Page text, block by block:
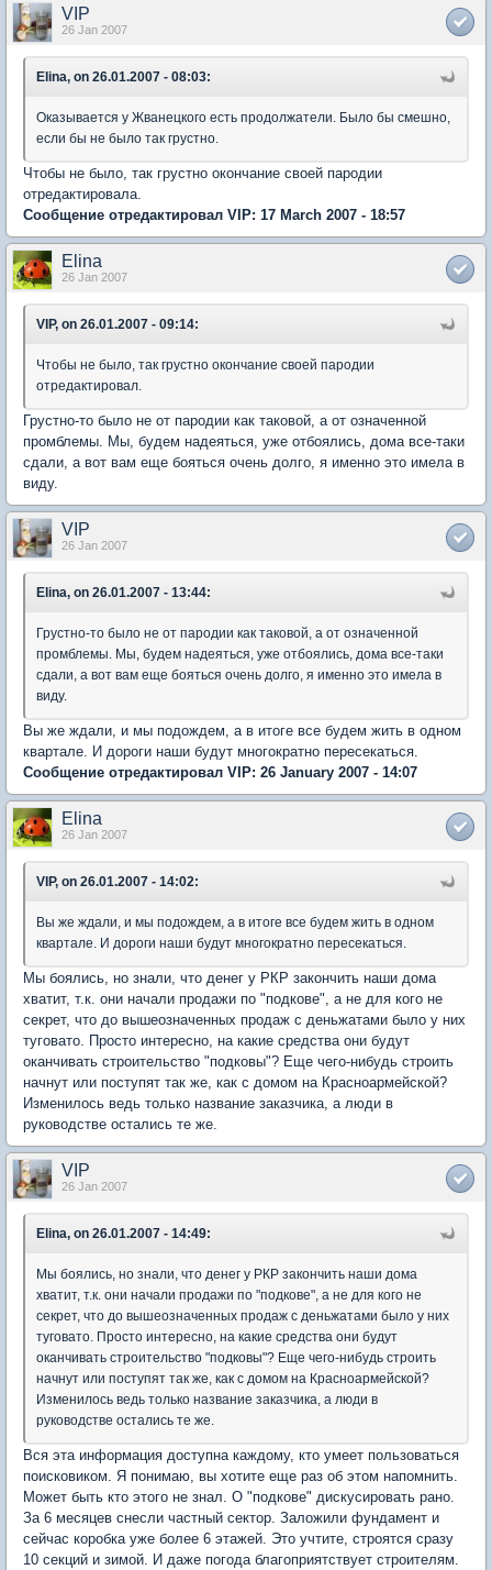
VIP
26 Jan 2007
Elina, on 26.01.2007 - 08:03:
Оказывается у Жванецкого есть продолжатели. Было бы смешно,
если бы не было так грустно.
Чтобы не было, так грустно окончание своей пародии
отредактировала.
Сообщение отредактировал VIP: 17 March 2007 - 18:57
Elina
26 Jan 2007
VIP, on 26.01.2007 - 09:14:
Чтобы не было, так грустно окончание своей пародии
отредактировал.
Грустно-то было не от пародии как таковой, а от означенной
промблемы. Мы, будем надеяться, уже отбоялись, дома все-таки
сдали, а вот вам еще бояться очень долго, я именно это имела в
виду.
VIP
26 Jan 2007
Elina, on 26.01.2007 - 13:44:
Грустно-то было не от пародии как таковой, а от означенной
промблемы. Мы, будем надеяться, уже отбоялись, дома все-таки
сдали, а вот вам еще бояться очень долго, я именно это имела в
виду.
Вы же ждали, и мы подождем, а в итоге все будем жить в одном
квартале. И дороги наши будут многократно пересекаться.
Сообщение отредактировал VIP: 26 January 2007 - 14:07
Elina
26 Jan 2007
VIP, on 26.01.2007 - 14:02:
Вы же ждали, и мы подождем, а в итоге все будем жить в одном
квартале. И дороги наши будут многократно пересекаться.
Мы боялись, но знали, что денег у РКР закончить наши дома
хватит, т.к. они начали продажи по "подкове", а не для кого не
секрет, что до вышеозначенных продаж с деньжатами было у них
туговато. Просто интересно, на какие средства они будут
оканчивать строительство "подковы"? Еще чего-нибудь строить
начнут или поступят так же, как с домом на Красноармейской?
Изменилось ведь только название заказчика, а люди в
руководстве остались те же.
VIP
26 Jan 2007
Elina, on 26.01.2007 - 14:49:
Мы боялись, но знали, что денег у РКР закончить наши дома
хватит, т.к. они начали продажи по "подкове", а не для кого не
секрет, что до вышеозначенных продаж с деньжатами было у них
туговато. Просто интересно, на какие средства они будут
оканчивать строительство "подковы"? Еще чего-нибудь строить
начнут или поступят так же, как с домом на Красноармейской?
Изменилось ведь только название заказчика, а люди в
руководстве остались те же.
Вся эта информация доступна каждому, кто умеет пользоваться
поисковиком. Я понимаю, вы хотите еще раз об этом напомнить.
Может быть кто этого не знал. О "подкове" дискусировать рано.
За 6 месяцев снесли частный сектор. Заложили фундамент и
сейчас коробка уже более 6 этажей. Это учтите, строятся сразу
10 секций и зимой. И даже погода благоприятствует строителям.